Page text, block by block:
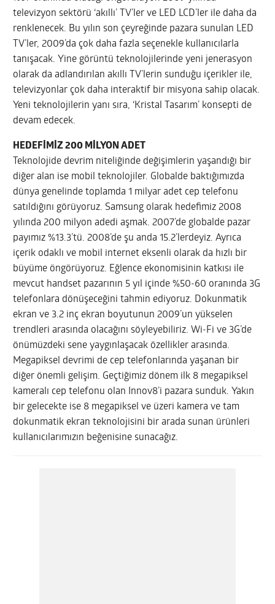
televizyon sektörü ‘akıllı’ TV’ler ve LED LCD’ler ile daha da
renklenecek. Bu yılın son çeyreğinde pazara sunulan LED
TV’ler, 2009’da çok daha fazla seçenekle kullanıcılarla
tanışacak. Yine görüntü teknolojilerinde yeni jenerasyon
olarak da adlandırılan akıllı TV’lerin sunduğu içerikler ile,
televizyonlar çok daha interaktif bir misyona sahip olacak.
Yeni teknolojilerin yanı sıra, ‘Kristal Tasarım’ konsepti de
devam edecek.
HEDEFİMİZ 200 MİLYON ADET
Teknolojide devrim niteliğinde değişimlerin yaşandığı bir
diğer alan ise mobil teknolojiler. Globalde baktığımızda
dünya genelinde toplamda 1 milyar adet cep telefonu
satıldığını görüyoruz. Samsung olarak hedefimiz 2008
yılında 200 milyon adedi aşmak. 2007’de globalde pazar
payımız %13.3’tü. 2008’de şu anda 15.2’lerdeyiz. Ayrıca
içerik odaklı ve mobil internet eksenli olarak da hızlı bir
büyüme öngörüyoruz. Eğlence ekonomisinin katkısı ile
mevcut handset pazarının 5 yıl içinde %50-60 oranında 3G
telefonlara dönüşeceğini tahmin ediyoruz. Dokunmatik
ekran ve 3.2 inç ekran boyutunun 2009’un yükselen
trendleri arasında olacağını söyleyebiliriz. Wi-Fi ve 3G’de
önümüzdeki sene yaygınlaşacak özellikler arasında.
Megapiksel devrimi de cep telefonlarında yaşanan bir
diğer önemli gelişim. Geçtiğimiz dönem ilk 8 megapiksel
kameralı cep telefonu olan Innov8’i pazara sunduk. Yakın
bir gelecekte ise 8 megapiksel ve üzeri kamera ve tam
dokunmatik ekran teknolojisini bir arada sunan ürünleri
kullanıcılarımızın beğenisine sunacağız.